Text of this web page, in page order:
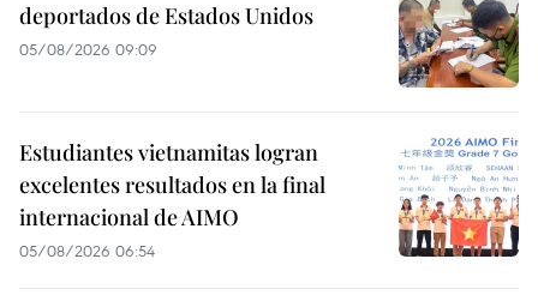
deportados de Estados Unidos
05/08/2026 09:09
Estudiantes vietnamitas logran
excelentes resultados en la final
internacional de AIMO
05/08/2026 06:54